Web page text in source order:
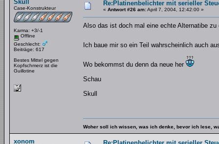
Skull
Case-Konstrukteur
Karma: +3/-1
Offline
Geschlecht:
Beiträge: 617
Bestes Mittel gegen
Kopfschmerz ist die
Guillotine
Re:Platinenbelichter mit serieller
« Antwort #26 am:April 7, 2004, 12:42:00 »
Also das ist doch mal eine echte Alternatibe
Ich baue mir so ein Teil wahrscheinlich auch
Wo bekommst du denn da neue her
Schau
Skull
Woher soll ich wissen, was ich denke, bevor ich lese,
xonom